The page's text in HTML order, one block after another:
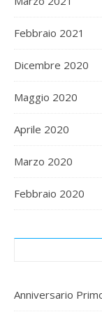
Febbraio 2021
Dicembre 2020
Maggio 2020
Aprile 2020
Marzo 2020
Febbraio 2020
Anniversario